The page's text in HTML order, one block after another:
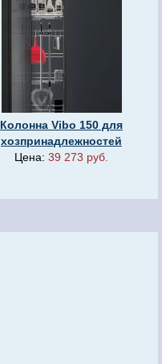
Колонна Vibo 150 для
хозпринадлежностей
Цена: 39 273 руб.